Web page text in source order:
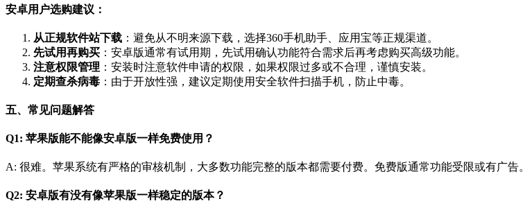
安卓用户选购建议：
从正规软件站下载 ：避免从不明来源下载，选择360手机助手、应用宝等正规渠道。
先试用再购买 ：安卓版通常有试用期，先试用确认功能符合需求后再考虑购买高级功能。
注意权限管理 ：安装时注意软件申请的权限，如果权限过多或不合理，谨慎安装。
定期查杀病毒 ：由于开放性强，建议定期使用安全软件扫描手机，防止中毒。
五、常见问题解答
Q1: 苹果版能不能像安卓版一样免费使用？
A: 很难。苹果系统有严格的审核机制，大多数功能完整的版本都需要付费。免费版通常功能受限或有广告。
Q2: 安卓版有没有像苹果版一样稳定的版本？